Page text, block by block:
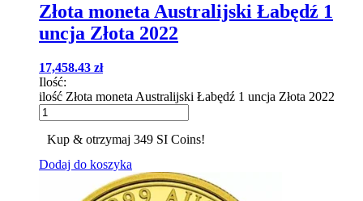
Złota moneta Australijski Łabędź 1
uncja Złota 2022
17,458.43 zł
Ilość:
ilość Złota moneta Australijski Łabędź 1 uncja Złota 2022
Kup & otrzymaj 349 SI Coins!
Dodaj do koszyka